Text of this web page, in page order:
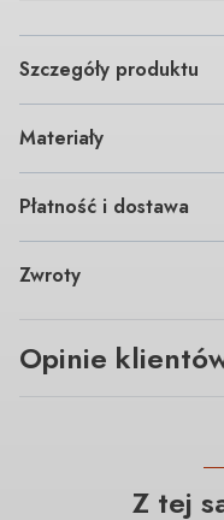
Szczegóły produktu
Materiały
Płatność i dostawa
Zwroty
Opinie
Z tej